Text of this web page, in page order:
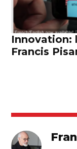
Innovation:
Francis